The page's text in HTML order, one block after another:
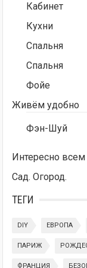
Кабинет
Кухни
Спальня
Спальня
Фойе
Живём удобно
Фэн-Шуй
Интересно всем
Сад. Огород.
ТЕГИ
DIY ЕВРОПА
ПАРИЖ
ФРАНЦИЯ